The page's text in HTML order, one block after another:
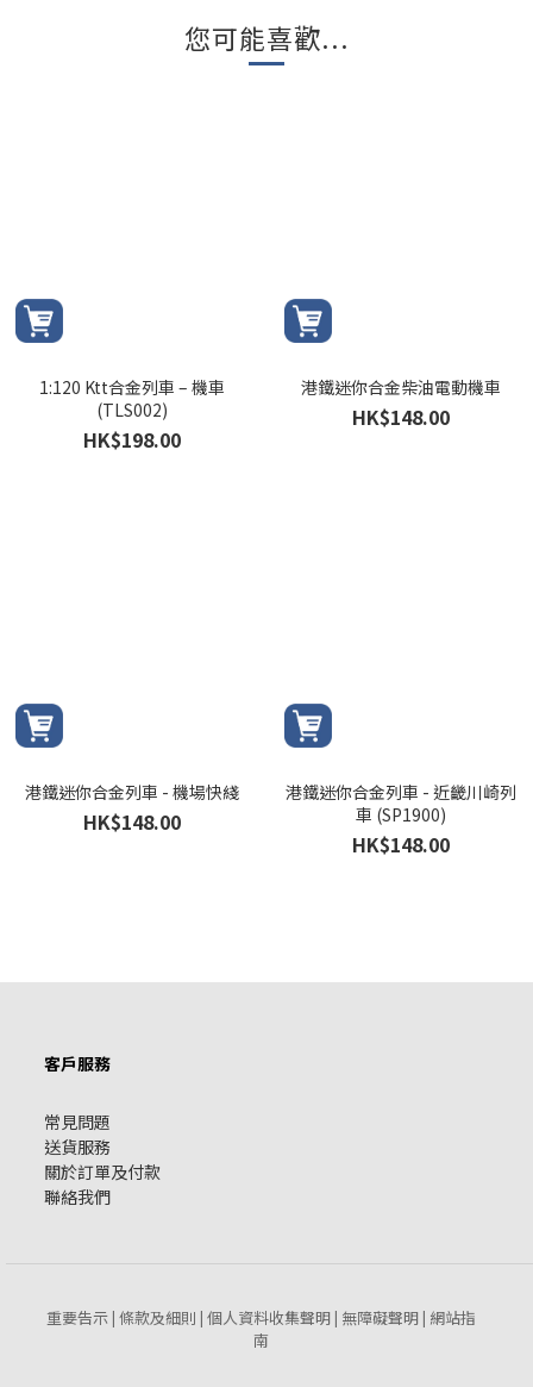
您可能喜歡...
1:120 Ktt合金列車 – 機車
(TLS002)
HK$198.00
港鐵迷你合金柴油電動機車
HK$148.00
港鐵迷你合金列車 - 機場快綫
HK$148.00
港鐵迷你合金列車 - 近畿川崎列
車 (SP1900)
HK$148.00
客戶服務
常見問題
送貨服務
關於訂單及付款
聯絡我們
重要告示| 條款及細則 | 個人資料收集聲明| 無障礙聲明| 網站指
南